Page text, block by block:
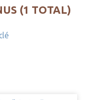
(1 TOTAL)